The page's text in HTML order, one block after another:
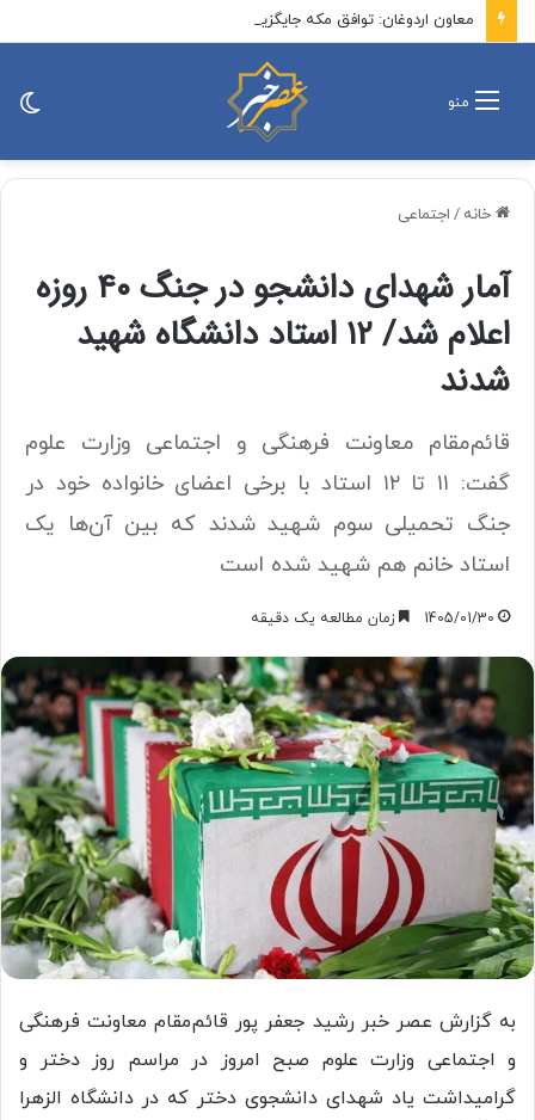
معاون اردوغان: توافق مکه جایگزین ناتو و علیه ایران نیست
منو
خانه / اجتماعی
آمار شهدای دانشجو در جنگ ۴۰ روزه
اعلام شد/ ۱۲ استاد دانشگاه شهید
شدند
قائم‌مقام معاونت فرهنگی و اجتماعی وزارت علوم
گفت: ۱۱ تا ۱۲ استاد با برخی اعضای خانواده خود در
جنگ تحمیلی سوم شهید شدند که بین آن‌ها یک
استاد خانم هم شهید شده است
1405/01/30 زمان مطالعه یک دقیقه
به گزارش عصر خبر رشید جعفر پور قائم‌مقام معاونت فرهنگی
و اجتماعی وزارت علوم صبح امروز در مراسم روز دختر و
گرامیداشت یاد شهدای دانشجوی دختر که در دانشگاه الزهرا